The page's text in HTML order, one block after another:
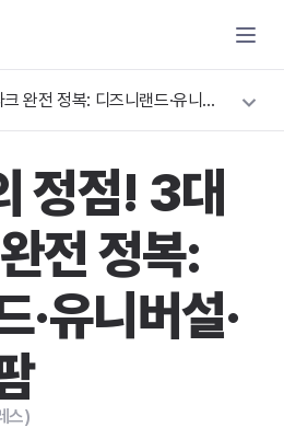
LA 여행의 정점! 3대 테마파크 완전 정복: 디즈니랜드·유니버설·넛츠베리팜
정점! 3대
전 정복:
·유니버설·
스)